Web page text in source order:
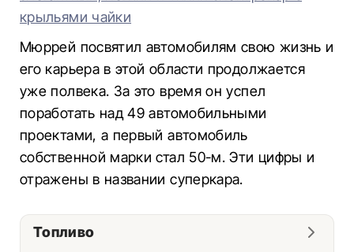
крыльями чайки
Мюррей посвятил автомобилям свою жизнь и
его карьера в этой области продолжается
уже полвека. За это время он успел
поработать над 49 автомобильными
проектами, а первый автомобиль
собственной марки стал 50-м. Эти цифры и
отражены в названии суперкара.
Топливо